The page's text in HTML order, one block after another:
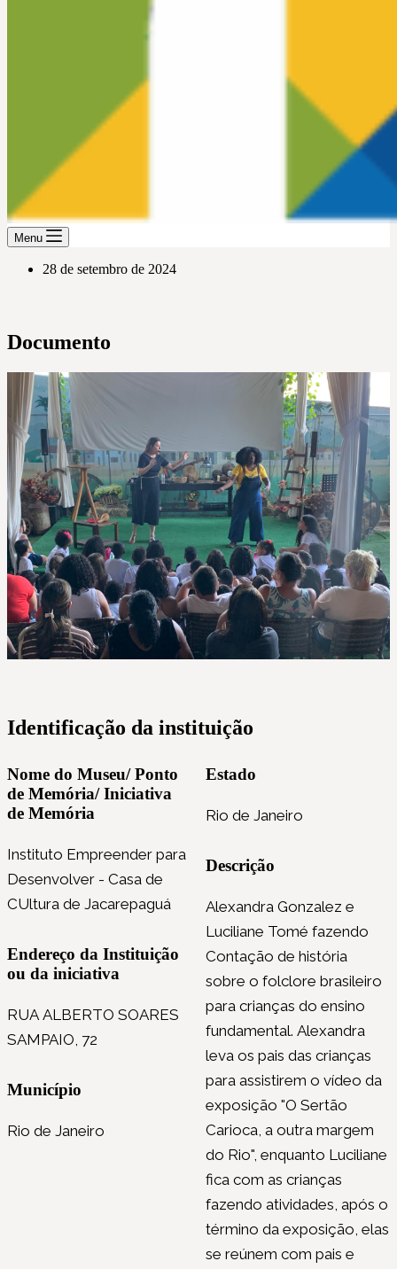
Menu
28 de setembro de 2024
Documento
Identificação da instituição
Nome do Museu/ Ponto
de Memória/ Iniciativa
de Memória
Instituto Empreender para
Desenvolver - Casa de
CUltura de Jacarepaguá
Endereço da Instituição
ou da iniciativa
RUA ALBERTO SOARES
SAMPAIO, 72
Município
Rio de Janeiro
Estado
Rio de Janeiro
Descrição
Alexandra Gonzalez e
Luciliane Tomé fazendo
Contação de história
sobre o folclore brasileiro
para crianças do ensino
fundamental. Alexandra
leva os pais das crianças
para assistirem o vídeo da
exposição "O Sertão
Carioca, a outra margem
do Rio", enquanto Luciliane
fica com as crianças
fazendo atividades, após o
término da exposição, elas
se reúnem com pais e